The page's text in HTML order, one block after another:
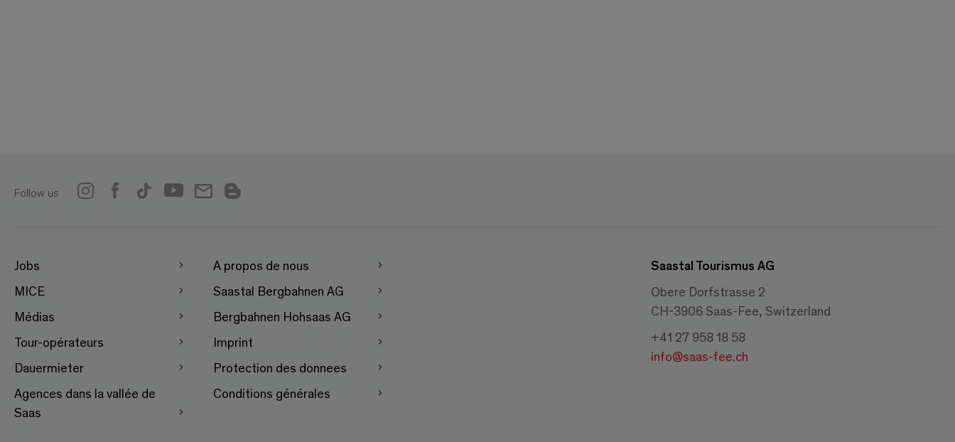
Follow us
Jobs
MICE
Médias
Tour-opérateurs
Dauermieter
Agences dans la vallée de
Saas
A propos de nous
Saastal Bergbahnen AG
Bergbahnen Hohsaas AG
Imprint
Protection des donnees
Conditions générales
Saastal Tourismus AG
Obere Dorfstrasse 2
CH-3906 Saas-Fee, Switzerland
+41 27 958 18 58
info@saas-fee.ch